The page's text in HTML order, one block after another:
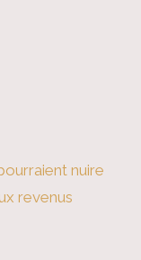
nuire
revenus